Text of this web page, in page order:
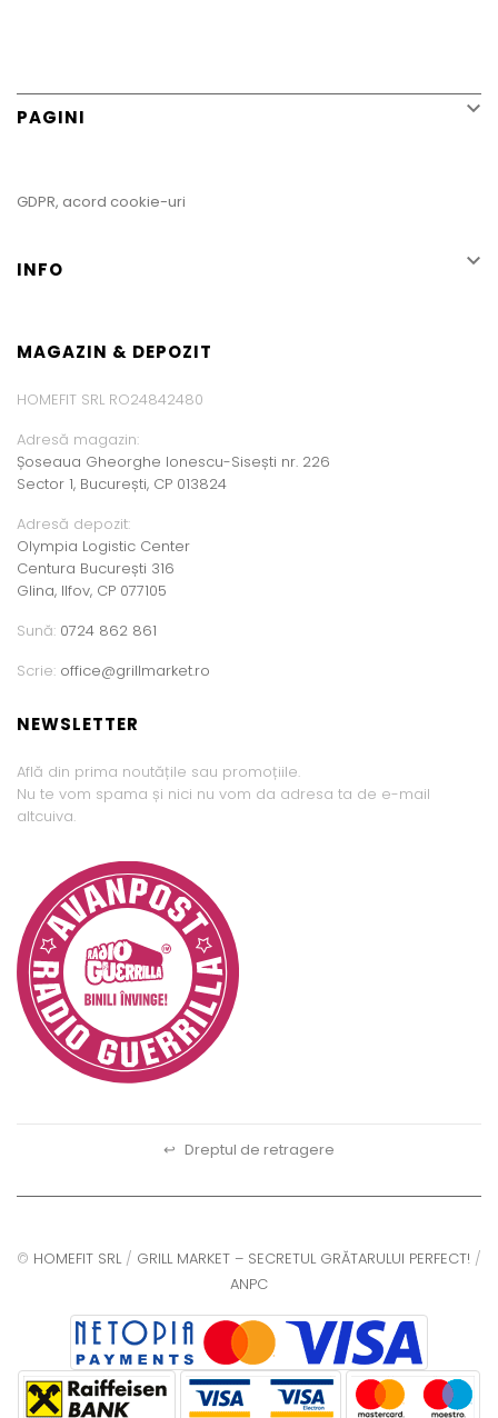
PAGINI 
GDPR, acord cookie-uri
INFO 
MAGAZIN & DEPOZIT
HOMEFIT SRL RO24842480
Adresă magazin:
Șoseaua Gheorghe Ionescu-Sisești nr. 226
Sector 1, București, CP 013824
Adresă depozit:
Olympia Logistic Center
Centura București 316
Glina, Ilfov, CP 077105
Sună: 0724 862 861
Scrie: office@grillmarket.ro
NEWSLETTER
Află din prima noutățile sau promoțiile.
Nu te vom spama și nici nu vom da adresa ta de e-mail
altcuiva.
↩ Dreptul de retragere
© HOMEFIT SRL/ GRILL MARKET – SECRETUL GRĂTARULUI PERFECT! /
ANPC